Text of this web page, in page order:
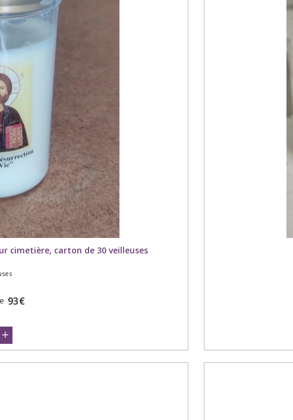
cimetière, carton de 30 veilleuses
93€